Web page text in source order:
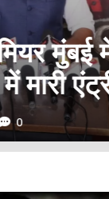
सावंत का
कर
मान!
0